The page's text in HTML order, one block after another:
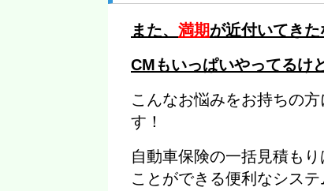
また、 満期が近付いてき
CMもいっぱいやってるけ
こんなお悩みをお持ちの方
す！
自動車保険の一括見積もり
ことができる便利なシステ